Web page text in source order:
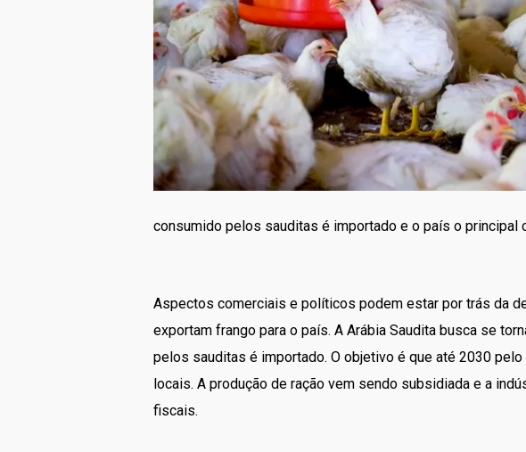
consumido pelos sauditas é importado e o país o principal
Aspectos comerciais e políticos podem estar por trás da
exportam frango para o país. A Arábia Saudita busca se
pelos sauditas é importado. O objetivo é que até 2030
locais. A produção de ração vem sendo subsidiada e a
fiscais.